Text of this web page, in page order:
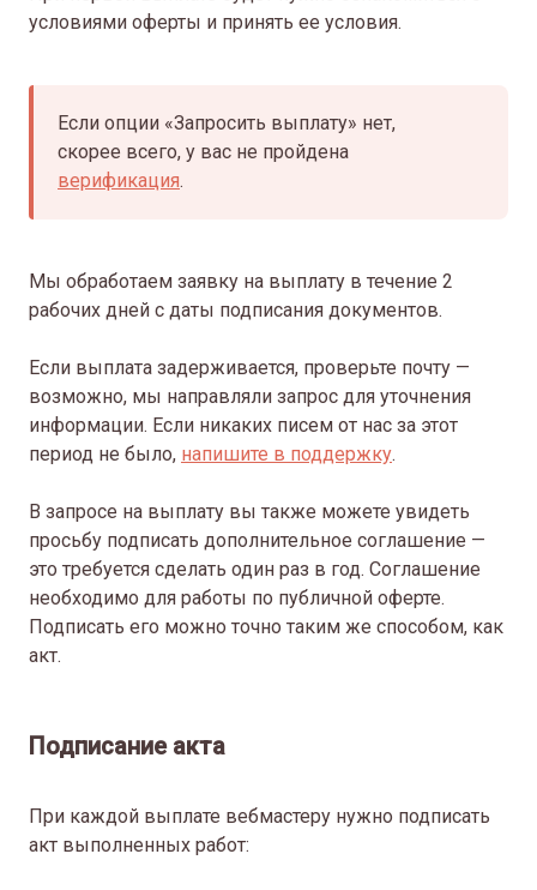
условиями оферты и принять ее условия.
Если опции «Запросить выплату» нет,
скорее всего, у вас не пройдена
верификация.
Мы обработаем заявку на выплату в течение 2
рабочих дней с даты подписания документов.
Если выплата задерживается, проверьте почту —
возможно, мы направляли запрос для уточнения
информации. Если никаких писем от нас за этот
период не было, напишите в поддержку.
В запросе на выплату вы также можете увидеть
просьбу подписать дополнительное соглашение —
это требуется сделать один раз в год. Соглашение
необходимо для работы по публичной оферте.
Подписать его можно точно таким же способом, как
акт.
Подписание акта
При каждой выплате вебмастеру нужно подписать
акт выполненных работ: